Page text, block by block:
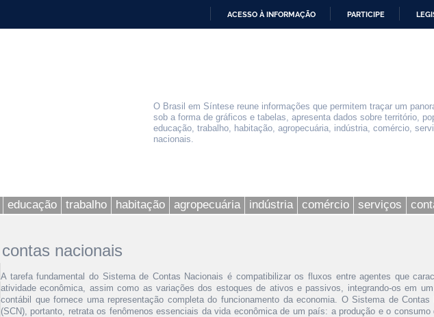
ACESSO À INFORMAÇÃO PARTICIPE
O Brasil em Síntese reune informações que permitem traçar um
sob a forma de gráficos e tabelas, apresenta dados sobre território,
educação, trabalho, habitação, agropecuária, indústria, comércio,
nacionais.
educação trabalho habitação agropecuária indústria comércio serviços
contas nacionais
A tarefa fundamental do Sistema de Contas Nacionais é compatibilizar os fluxos entre agentes que
atividade econômica, assim como as variações dos estoques de ativos e passivos, integrando-os em
contábil que fornece uma representação completa do funcionamento da economia. O Sistema de Contas
(SCN), portanto, retrata os fenômenos essenciais da vida econômica de um país: a produção e o consumo